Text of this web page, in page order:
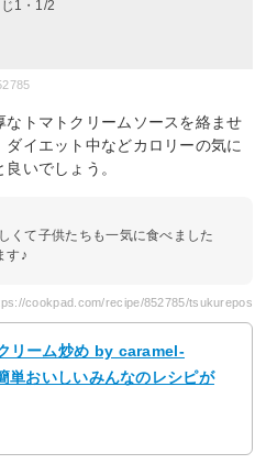
1・1/2
トマトクリームソースを絡ませ
イエット中などカロリーの気に
いでしょう。
くて子供たちも一気に食べました
す♪
cookpad.com/recipe/852785/tsukurepos
リーム炒め by caramel-
おいしいみんなのレシピが